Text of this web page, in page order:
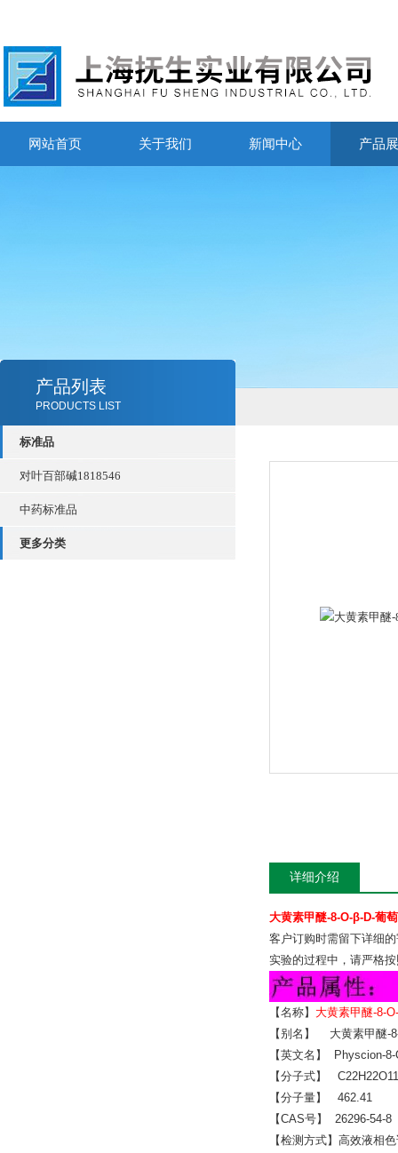
网站首页 关于我们 新闻中心 产品
产品列表
PRODUCTS LIST
标准品
对叶百部碱1818546
中药标准品
更多分类
详细介绍
大黄素甲醚-8-O-β-D-葡
客户订购时需留下详细
实验的过程中，请严格
【名称】 大黄素甲醚-8-
【别名】 大黄素甲醚-
【英文名】 Physcion-
【分子式】 C22H22O11
【分子量】 462.41
【CAS号】 26296-54-8
【检测方式】高效液相